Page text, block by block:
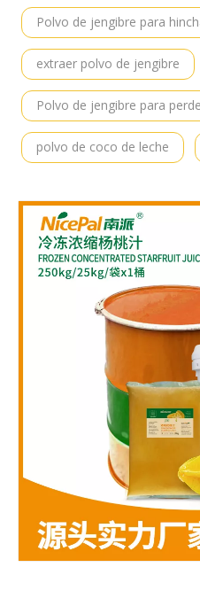
Polvo de jengibre para
extraer polvo de jengibre
Polvo de jengibre para
polvo de coco de leche